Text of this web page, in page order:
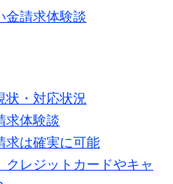
金請求体験談
状・対応状況
求体験談
求は確実に可能
レジットカードやキャ